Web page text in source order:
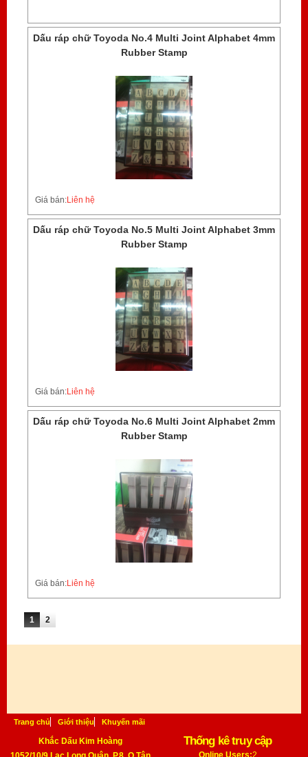
Dấu ráp chữ Toyoda No.4 Multi Joint Alphabet 4mm
Rubber Stamp
Giá bán:Liên hệ
Dấu ráp chữ Toyoda No.5 Multi Joint Alphabet 3mm
Rubber Stamp
Giá bán:Liên hệ
Dấu ráp chữ Toyoda No.6 Multi Joint Alphabet 2mm
Rubber Stamp
Giá bán:Liên hệ
Trang
1 2
Trang chủ Giới thiệu Khuyến mãi
Khắc Dấu Kim Hoàng
Thống kê truy cập
Online Users:2